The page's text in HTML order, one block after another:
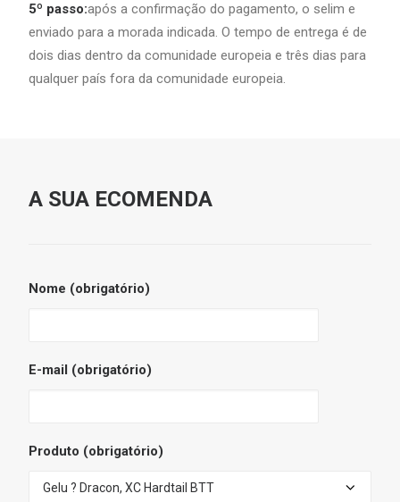
5º passo:após a confirmação do pagamento, o selim e
enviado para a morada indicada. O tempo de entrega é de
dois dias dentro da comunidade europeia e três dias para
qualquer país fora da comunidade europeia.
A SUA ECOMENDA
Nome (obrigatório)
E-mail (obrigatório)
Produto (obrigatório)